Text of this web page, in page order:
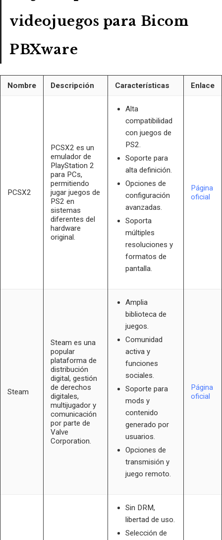
videojuegos para Bicom
PBXware
Nombre Descripción Características Enlace
PCSX2
PCSX2 es un
emulador de
PlayStation 2
para PCs,
permitiendo
jugar juegos de
PS2 en
sistemas
diferentes del
hardware
original.
Alta
compatibilidad
con juegos de
PS2.
Soporte para
alta definición.
Opciones de
configuración
avanzadas.
Soporta
múltiples
resoluciones y
formatos de
pantalla.
Página
oficial
Steam
Steam es una
popular
plataforma de
distribución
digital, gestión
de derechos
digitales,
multijugador y
comunicación
por parte de
Valve
Corporation.
Amplia
biblioteca de
juegos.
Comunidad
activa y
funciones
sociales.
Soporte para
mods y
contenido
generado por
usuarios.
Opciones de
transmisión y
juego remoto.
Página
oficial
Sin DRM,
libertad de uso.
Selección de